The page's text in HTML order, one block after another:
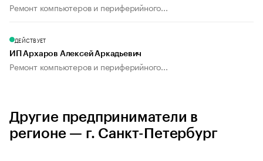
Ремонт компьютеров и периферийного...
ДЕЙСТВУЕТ
ИП Архаров Алексей Аркадьевич
Ремонт компьютеров и периферийного...
Другие предприниматели в
регионе — г. Санкт-Петербург